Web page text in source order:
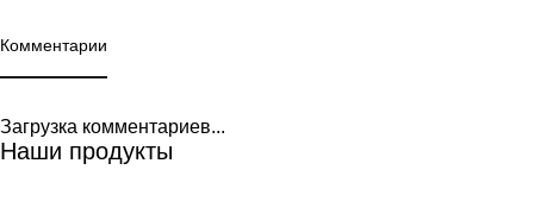
Комментарии
Загрузка комментариев...
Наши продукты